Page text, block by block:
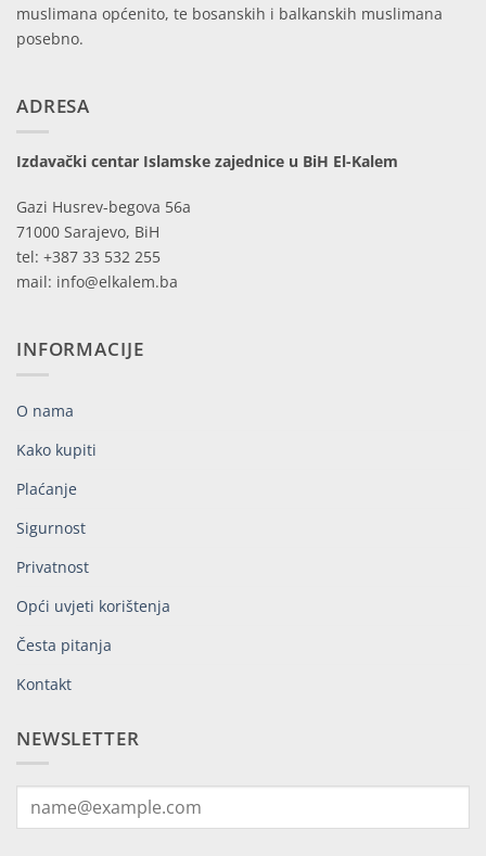
muslimana općenito, te bosanskih i balkanskih muslimana
posebno.
ADRESA
Izdavački centar Islamske zajednice u BiH El-Kalem
Gazi Husrev-begova 56a
71000 Sarajevo, BiH
tel: +387 33 532 255
mail: info@elkalem.ba
INFORMACIJE
O nama
Kako kupiti
Plaćanje
Sigurnost
Privatnost
Opći uvjeti korištenja
Česta pitanja
Kontakt
NEWSLETTER